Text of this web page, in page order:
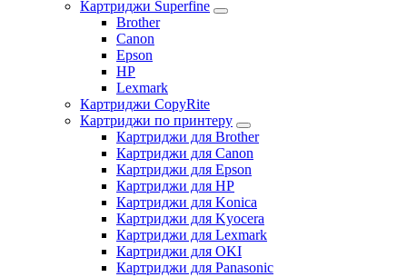
Картриджи Superfine
Brother
Canon
Epson
HP
Lexmark
Картриджи CopyRite
Картриджи по принтеру
Картриджи для Brother
Картриджи для Canon
Картриджи для Epson
Картриджи для HP
Картриджи для Konica
Картриджи для Kyocera
Картриджи для Lexmark
Картриджи для OKI
Картриджи для Panasonic